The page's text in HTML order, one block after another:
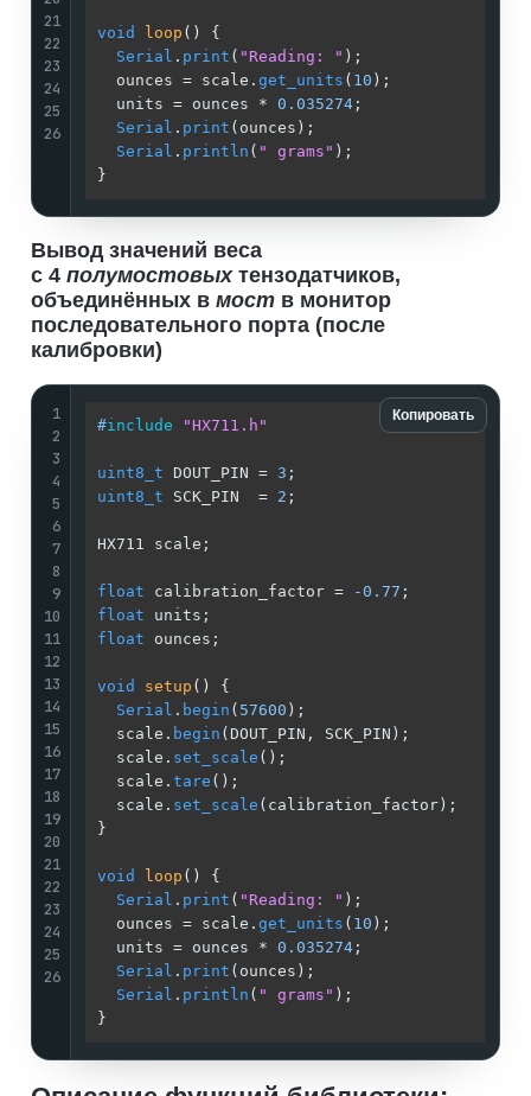
21
22
23
24
25
26
void loop ()
{
Serial . print ( "Reading: "
  ounces = scale.
get_units ( 10
  units = ounces *
0.035274
Serial . print
Serial . println ( " grams"
}
Вывод значений веса
с 4 полумостовых тензодатчиков,
объединённых в мост в монитор
последовательного порта (после
калибровки)
Копировать
1
2
3
4
5
6
7
8
9
10
11
12
13
14
15
16
17
18
19
20
21
22
23
24
25
26
#include "HX711.h"
uint8_t DOUT_PIN = 3
uint8_t SCK_PIN  = 2
HX711
float calibration_factor = -0.77
float
float
void setup ()
{
Serial . begin ( 57600
  scale.
begin (DOUT_PIN,
  scale.
set_scale
  scale.
tare
  scale.
set_scale
}
void loop ()
{
Serial . print ( "Reading: "
  ounces = scale.
get_units ( 10
  units = ounces *
0.035274
Serial . print
Serial . println ( " grams"
}